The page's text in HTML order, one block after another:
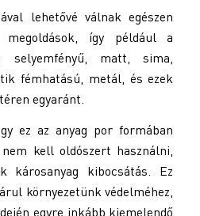
lehetővé válnak egészen
megoldások, így például a
matt, sima,
fémhatású, metál, és ezek
egyaránt.
ez az anyag por formában
kell oldószert használni,
károsanyag kibocsátás. Ez
környezetünk védelméhez,
egyre inkább kiemelendő